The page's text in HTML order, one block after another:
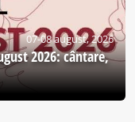
07-08 august, 2026
2026: cântare,